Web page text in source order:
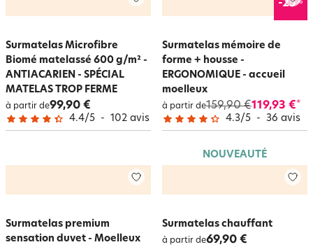
Surmatelas Microfibre
Biomé matelassé 600 g/m² -
ANTIACARIEN - SPÉCIAL
MATELAS TROP FERME
à partir de99,90 €
4.4/5 - 102 avis
-25
Surmatelas mémoire de
forme + housse -
ERGONOMIQUE - accueil
moelleux
à partir de159,90 €119,93 €*
4.3/5 - 36 avis
Surmatelas premium
sensation duvet - Moelleux
NOUVEAUTÉ
Surmatelas chauffant
à partir de69,90 €